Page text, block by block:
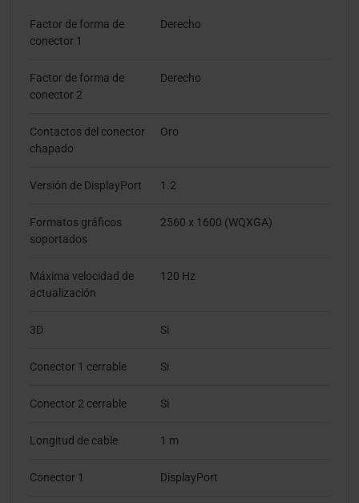
Factor de forma de
conector 1
Derecho
Factor de forma de
conector 2
Derecho
Contactos del conector
chapado
Oro
Versión de DisplayPort 1.2
Formatos gráficos
soportados
2560 x 1600 (WQXGA)
Máxima velocidad de
actualización
120 Hz
3D Si
Conector 1 cerrable Si
Conector 2 cerrable Si
Longitud de cable 1 m
Conector 1 DisplayPort